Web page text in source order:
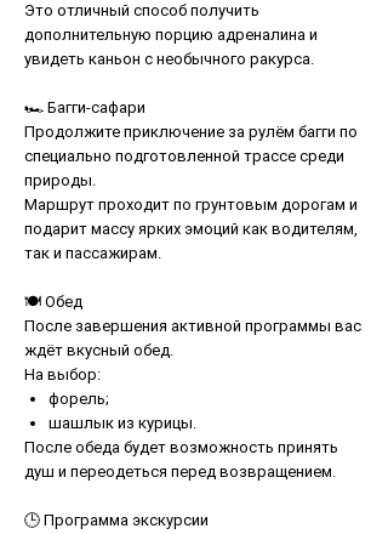
Это отличный способ получить
дополнительную порцию адреналина и
увидеть каньон с необычного ракурса.
🏎 Багги-сафари
Продолжите приключение за рулём багги по
специально подготовленной трассе среди
природы.
Маршрут проходит по грунтовым дорогам и
подарит массу ярких эмоций как водителям,
так и пассажирам.
🍽 Обед
После завершения активной программы вас
ждёт вкусный обед.
На выбор:
форель;
шашлык из курицы.
После обеда будет возможность принять
душ и переодеться перед возвращением.
🕒 Программа экскурсии